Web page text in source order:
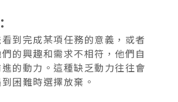
到完成某項任務的意義，或者
的興趣和需求不相符，他們自
的動力。這種缺乏動力往往會
困難時選擇放棄。